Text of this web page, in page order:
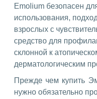
Emolium безопасен
использования,
взрослых с
средство для
склонной к
дерматологическим
Прежде чем купить
нужно обязательно